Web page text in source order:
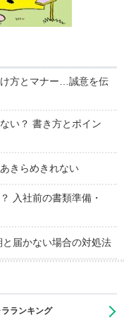
け方とマナー…誠意を伝
い？ 書き方とポイン
きらめきれない
入社前の書類準備・
届かない場合の対処法
ランキング